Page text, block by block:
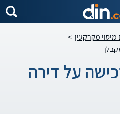
מיסוי מקרקעין >
על דירה